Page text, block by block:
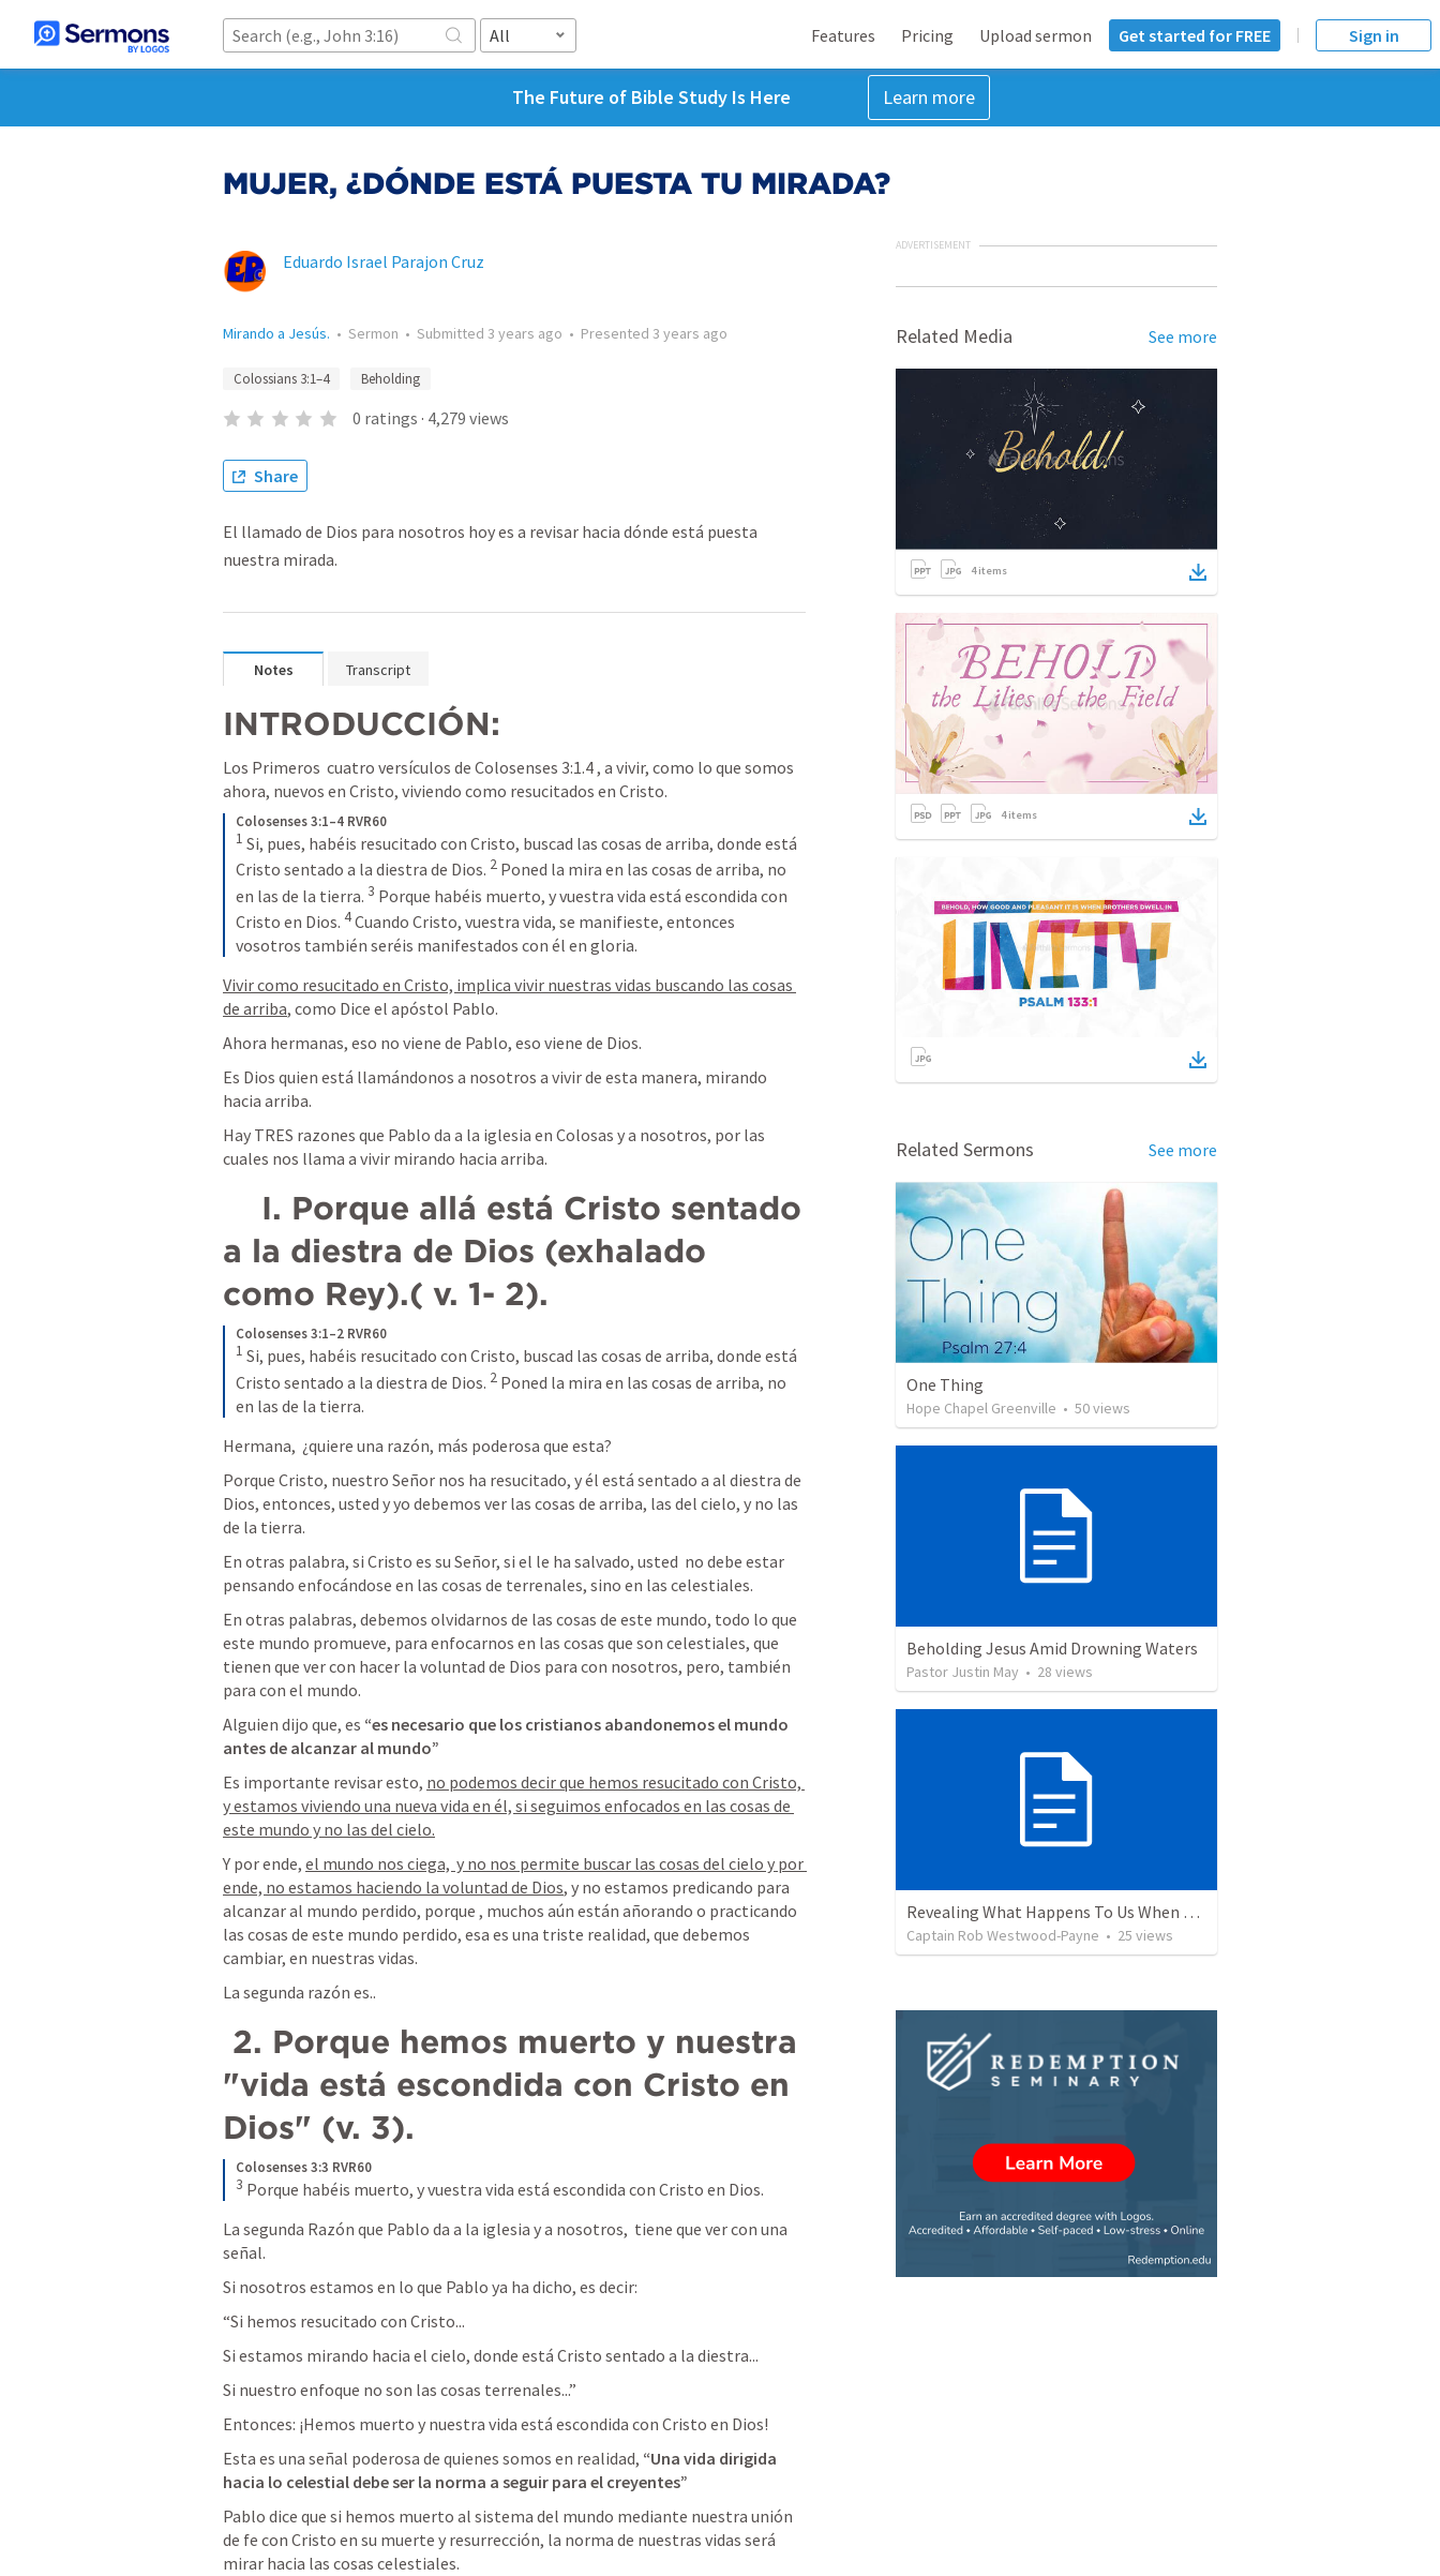
All Features Pricing Upload sermon Get started for FREE Sign in
The Future of Bible Study Is Here Learn more
MUJER, ¿DÓNDE ESTÁ PUESTA TU MIRADA?
Eduardo Israel Parajon Cruz
Mirando a Jesús. • Sermon • Submitted 3 years ago • Presented 3 years ago
Colossians 3:1–4 Beholding
0 ratings · 4,279 views
Share
El llamado de Dios para nosotros hoy es a revisar hacia dónde está puesta
nuestra mirada.
Notes Transcript
INTRODUCCIÓN:
Los Primeros  cuatro versículos de Colosenses 3:1.4 , a vivir, como lo que somos
ahora, nuevos en Cristo, viviendo como resucitados en Cristo.
Colosenses 3:1–4 RVR60
1 Si, pues, habéis resucitado con Cristo, buscad las cosas de arriba, donde está
Cristo sentado a la diestra de Dios. 2 Poned la mira en las cosas de arriba, no
en las de la tierra. 3 Porque habéis muerto, y vuestra vida está escondida con
Cristo en Dios. 4Cuando Cristo, vuestra vida, se manifieste, entonces
vosotros también seréis manifestados con él en gloria.
Vivir como resucitado en Cristo, implica vivir nuestras vidas buscando las cosas
de arriba, como Dice el apóstol Pablo.
Ahora hermanas, eso no viene de Pablo, eso viene de Dios.
Es Dios quien está llamándonos a nosotros a vivir de esta manera, mirando
hacia arriba.
Hay TRES razones que Pablo da a la iglesia en Colosas y a nosotros, por las
cuales nos llama a vivir mirando hacia arriba.
a la diestra de Dios (exhalado
como Rey).( v. 1- 2).
Colosenses 3:1–2 RVR60
1 Si, pues, habéis resucitado con Cristo, buscad las cosas de arriba, donde está
Cristo sentado a la diestra de Dios. 2 Poned la mira en las cosas de arriba, no
en las de la tierra.
Hermana,  ¿quiere una razón, más poderosa que esta?
Porque Cristo, nuestro Señor nos ha resucitado, y él está sentado a al diestra de
Dios, entonces, usted y yo debemos ver las cosas de arriba, las del cielo, y no las
de la tierra.
En otras palabra, si Cristo es su Señor, si el le ha salvado, usted  no debe estar
pensando enfocándose en las cosas de terrenales, sino en las celestiales.
En otras palabras, debemos olvidarnos de las cosas de este mundo, todo lo que
este mundo promueve, para enfocarnos en las cosas que son celestiales, que
tienen que ver con hacer la voluntad de Dios para con nosotros, pero, también
para con el mundo.
Alguien dijo que, es “es necesario que los cristianos abandonemos el mundo
antes de alcanzar al mundo”
Es importante revisar esto, no podemos decir que hemos resucitado con Cristo,
y estamos viviendo una nueva vida en él, si seguimos enfocados en las cosas de
este mundo y no las del cielo.
Y por ende, el mundo nos ciega,  y no nos permite buscar las cosas del cielo y por
ende, no estamos haciendo la voluntad de Dios, y no estamos predicando para
alcanzar al mundo perdido, porque , muchos aún están añorando o practicando
las cosas de este mundo perdido, esa es una triste realidad, que debemos
cambiar, en nuestras vidas.
La segunda razón es..
"vida está escondida con Cristo en
Dios" (v. 3).
Colosenses 3:3 RVR60
3 Porque habéis muerto, y vuestra vida está escondida con Cristo en Dios.
La segunda Razón que Pablo da a la iglesia y a nosotros,  tiene que ver con una
señal.
Si nosotros estamos en lo que Pablo ya ha dicho, es decir:
“Si hemos resucitado con Cristo...
Si estamos mirando hacia el cielo, donde está Cristo sentado a la diestra...
Si nuestro enfoque no son las cosas terrenales...”
Entonces: ¡Hemos muerto y nuestra vida está escondida con Cristo en Dios!
Esta es una señal poderosa de quienes somos en realidad, “Una vida dirigida
hacia lo celestial debe ser la norma a seguir para el creyentes”
Pablo dice que si hemos muerto al sistema del mundo mediante nuestra unión
de fe con Cristo en su muerte y resurrección, la norma de nuestras vidas será
mirar hacia las cosas celestiales.
ADVERTISEMENT
Related Media See more
4items
4items
Related Sermons See more
One Thing
Hope Chapel Greenville • 50views
Beholding Jesus Amid Drowning Waters
Pastor Justin May • 28 views
Revealing What Happens To Us When We Behold Our God
Captain Rob Westwood-Payne • 25 views